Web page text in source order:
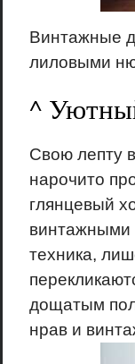
Винтажные
лиловыми
^
Свою лепту
нарочито
глянцевый
винтажными
техника,
дощатым
нрав и